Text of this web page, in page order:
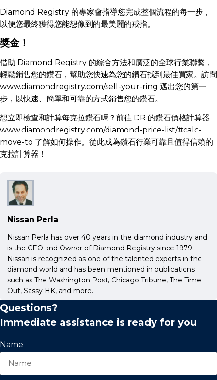
Diamond Registry 的專家會指導您完成整個流程的每一步，
以便您最終獲得您能想像到的最美麗的戒指。
獎金！
借助 Diamond Registry 的綜合方法和廣泛的全球行業聯繫，
輕鬆銷售您的鑽石，幫助您快速為您的鑽石找到最佳買家。訪問
www.diamondregistry.com/sell-your-ring 邁出您的第一
步，以快速、簡單和可靠的方式銷售您的鑽石。
想立即檢查和計算每克拉鑽石嗎？前往 DR 的鑽石價格計算器
www.diamondregistry.com/diamond-price-list/#calc-
move-to 了解如何操作。從此成為鑽石行業可靠且值得信賴的
克拉計算器！
Nissan Perla
Nissan Perla has over 40 years in the diamond industry and
is the CEO and Owner of Diamond Registry since 1979.
Nissan is recognized as one of the talented experts in the
diamond world and has been mentioned in publications
such as The Washington Post, Chicago Tribune, The Time
Out, Sassy HK, and more.
Questions?
Immediate assistance is ready for you
Name